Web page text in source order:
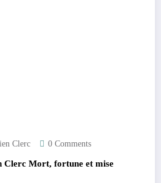
Clerc 0 Comments
Clerc Mort, fortune et mise